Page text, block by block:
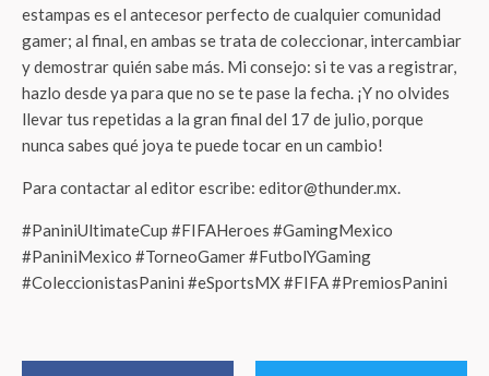
estampas es el antecesor perfecto de cualquier comunidad
gamer; al final, en ambas se trata de coleccionar, intercambiar
y demostrar quién sabe más. Mi consejo: si te vas a registrar,
hazlo desde ya para que no se te pase la fecha. ¡Y no olvides
llevar tus repetidas a la gran final del 17 de julio, porque
nunca sabes qué joya te puede tocar en un cambio!
Para contactar al editor escribe: editor@thunder.mx.
#PaniniUltimateCup #FIFAHeroes #GamingMexico
#PaniniMexico #TorneoGamer #FutbolYGaming
#ColeccionistasPanini #eSportsMX #FIFA #PremiosPanini